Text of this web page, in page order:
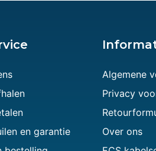
en garantie
Algemene
Privacy
Over ons